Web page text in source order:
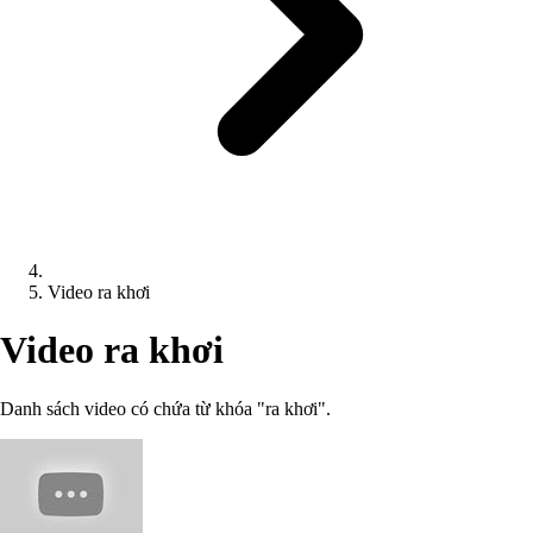
Video ra khơi
Video ra khơi
Danh sách video có chứa từ khóa "ra khơi".